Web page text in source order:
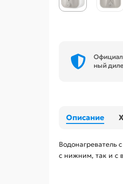
ный
Описание
Водонагреватель
с нижним, так и с